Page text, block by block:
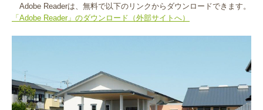
Adobe Readerは、無料で以下のリンクからダウンロードできます。
「Adobe Reader」のダウンロード（外部サイトへ）